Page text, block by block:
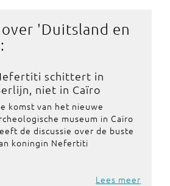
'Duitsland en
schittert in
niet in Caïro
komst van het nieuwe
museum in Caïro
de discussie over de buste
koningin Nefertiti
Lees meer